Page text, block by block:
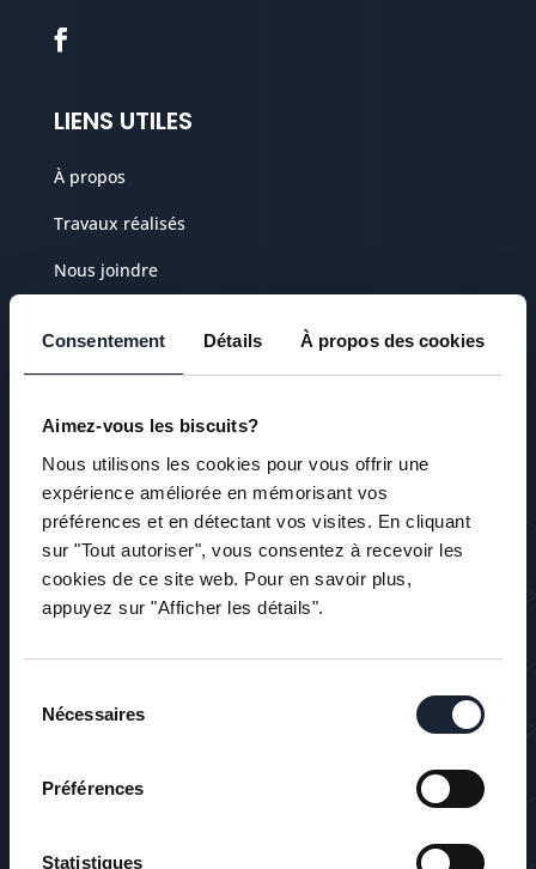
Consentement Détails À propos des cookies
Aimez-vous les biscuits?
Nous utilisons les cookies pour vous offrir une
expérience améliorée en mémorisant vos
préférences et en détectant vos visites. En cliquant
sur "Tout autoriser", vous consentez à recevoir les
cookies de ce site web. Pour en savoir plus,
appuyez sur "Afficher les détails".
Nécessaires
Préférences
Statistiques
LIENS UTILES
À propos
Travaux réalisés
Nous joindre
Drains Français
Décontamination
Égout et entrée d’eau
Excavation générale et démolition
CONTACT

